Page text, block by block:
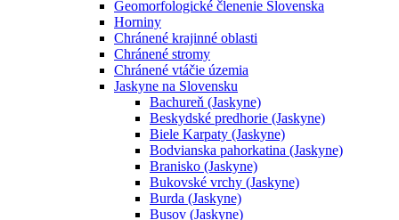
Geomorfologické členenie Slovenska
Horniny
Chránené krajinné oblasti
Chránené stromy
Chránené vtáčie územia
Jaskyne na Slovensku
Bachureň (Jaskyne)
Beskydské predhorie (Jaskyne)
Biele Karpaty (Jaskyne)
Bodvianska pahorkatina (Jaskyne)
Branisko (Jaskyne)
Bukovské vrchy (Jaskyne)
Burda (Jaskyne)
Busov (Jaskyne)